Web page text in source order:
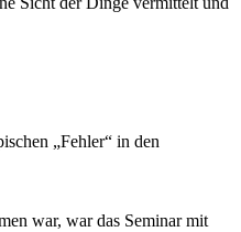
„Fehler“ in den
war, war das Seminar mit